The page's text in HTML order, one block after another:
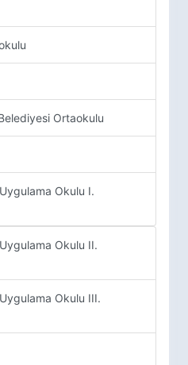
Ortaokulu
Okulu I.
Okulu II.
Okulu III.